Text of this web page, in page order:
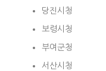
당진시청
보령시청
부여군청
서산시청